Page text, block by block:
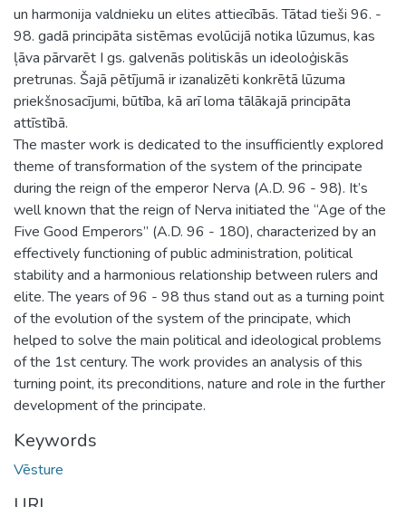
un harmonija valdnieku un elites attiecībās. Tātad tieši 96. -
98. gadā principāta sistēmas evolūcijā notika lūzumus, kas
ļāva pārvarēt I gs. galvenās politiskās un ideoloģiskās
pretrunas. Šajā pētījumā ir izanalizēti konkrētā lūzuma
priekšnosacījumi, būtība, kā arī loma tālākajā principāta
attīstībā.
The master work is dedicated to the insufficiently explored
theme of transformation of the system of the principate
during the reign of the emperor Nerva (A.D. 96 - 98). It’s
well known that the reign of Nerva initiated the “Age of the
Five Good Emperors” (A.D. 96 - 180), characterized by an
effectively functioning of public administration, political
stability and a harmonious relationship between rulers and
elite. The years of 96 - 98 thus stand out as a turning point
of the evolution of the system of the principate, which
helped to solve the main political and ideological problems
of the 1st century. The work provides an analysis of this
turning point, its preconditions, nature and role in the further
development of the principate.
Keywords
Vēsture